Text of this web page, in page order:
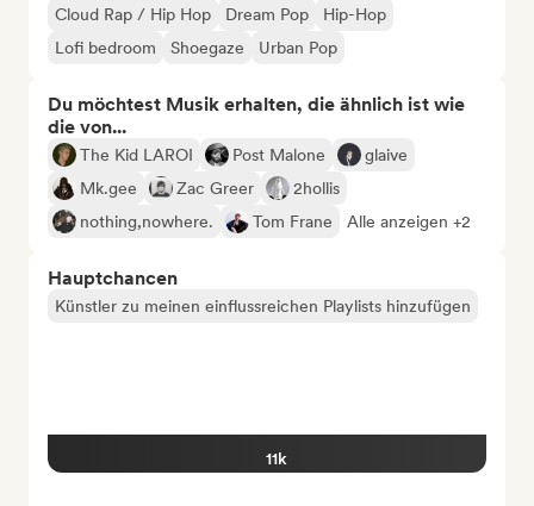
Cloud Rap / Hip Hop Dream Pop
Hip-Hop
Lofi bedroom
Shoegaze Urban Pop
Du möchtest Musik erhalten, die ähnlich ist wie
die von...
The Kid LAROI Post Malone
glaive
Mk.gee
Zac Greer
2hollis
nothing,nowhere.
Tom Frane Alle anzeigen +2
Hauptchancen
Künstler zu meinen einflussreichen Playlists hinzufügen
11k